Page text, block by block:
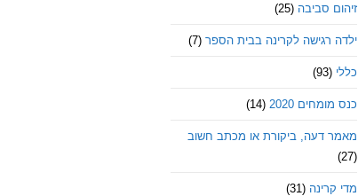
זיהום סביבה (25)
ילדה רגישה לקרינה בבית הספר (7)
כללי (93)
כנס מומחים 2020 (14)
מאמר דעה, ביקורת או מכתב חשוב
(27)
מדי קרינה (31)